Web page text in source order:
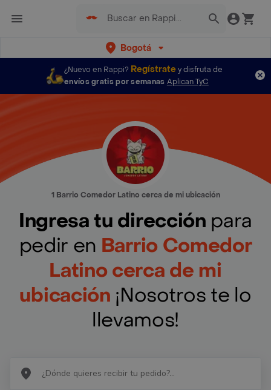
Bogotá
¿Nuevo en Rappi? Regístratey disfruta de
envíos gratis por semanas Aplican TyC
1 Barrio Comedor Latino cerca de mi ubicación
Ingresa tu dirección para
pedir en Barrio Comedor
Latino cerca de mi
ubicación ¡Nosotros te lo
llevamos!